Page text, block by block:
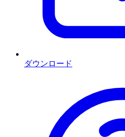
ダウンロード